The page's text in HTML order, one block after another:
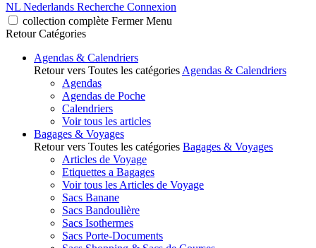
NL Nederlands Recherche Connexion
collection complète Fermer Menu
Retour Catégories
Agendas & Calendriers
Retour vers Toutes les catégories Agendas & Calendriers
Agendas
Agendas de Poche
Calendriers
Voir tous les articles
Bagages & Voyages
Retour vers Toutes les catégories Bagages & Voyages
Articles de Voyage
Etiquettes a Bagages
Voir tous les Articles de Voyage
Sacs Banane
Sacs Bandoulière
Sacs Isothermes
Sacs Porte-Documents